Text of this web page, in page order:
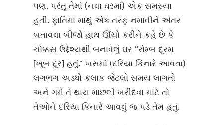
પણ. પરંતુ તેમાં (નવા ઘરમાં) એક સમસ્યા
હતી. ફાતિમા માથું એક તરફ નમાવીને અંતર
બતાવવા બીજો હાથ ઊંચો કરીને કહે છે કે
ચોક્કસ ઉદ્દેશ્યથી બનાવેલું ઘર “રોમ્બ દૂરમ
[ખૂબ દૂર] હતું." બસમાં (દરિયા કિનારે આવતા)
લગભગ અડધો કલાક જેટલો સમય લાગતો
અને ગમે તે થાય માછલી ખરીદવા માટે તો
તેઓને દરિયા કિનારે આવવું જ પડે તેમ હતું.